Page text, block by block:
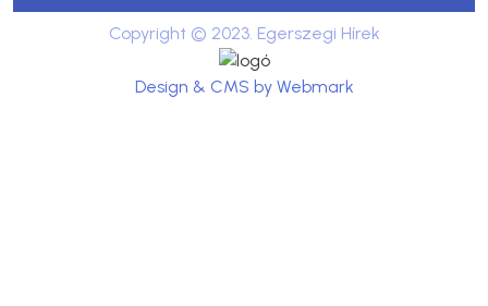
Copyright © 2023. Egerszegi Hírek
Design & CMS by Webmark